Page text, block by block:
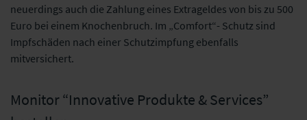
neuerdings auch die Zahlung eines Extrageldes von bis zu 500
Euro bei einem Knochenbruch. Im „Comfort“- Schutz sind
Impfschäden nach einer Schutzimpfung ebenfalls
mitversichert.
Monitor “Innovative Produkte & Services”